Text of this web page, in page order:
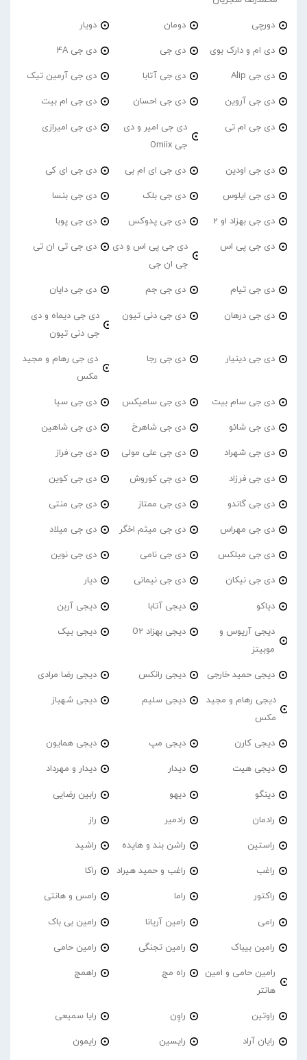
دورچی دومان دویار
دی ام و دارک بوی دی جی دی جی 4A
دی جی Alip دی جی آتابا دی جی آرمین تیک
دی جی آروین دی جی احسان دی جی ام بیت
دی جی ام تی
دی جی امیر و دی
جی Omiix
دی جی امیرازی
دی جی اودین دی جی ای ام بی دی جی ای کی
دی جی ایلوس دی جی بلک دی جی بنسا
دی جی بهزاد او 2 دی جی پدوکس دی جی پوبا
دی جی پی اس
دی جی پی اس و دی
جی ان جی
دی جی تی ان تی
دی جی تیام دی جی جم دی جی دایان
دی جی درهان دی جی دنی تیون
دی جی دیماه و دی
جی دنی تیون
دی جی دینیار دی جی رجا
دی جی رهام و مجید
مکس
دی جی سام بیت دی جی سامیکس دی جی سیا
دی جی شائو دی جی شاهرخ دی جی شاهین
دی جی شهراد دی جی علی مولی دی جی فراز
دی جی فرزاد دی جی کوروش دی جی کوین
دی جی گاندو دی جی ممتاز دی جی منتی
دی جی مهراس دی جی میثم اخگر دی جی میلاد
دی جی میلکس دی جی نامی دی جی نوین
دی جی نیکان دی جی نیمانی دیار
دیاکو دیجی آتابا دیجی آربن
دیجی آریوس و
موبیتز
دیجی بهزاد O2 دیجی بیک
دیجی حمید خارجی دیجی رانکس دیجی رضا مرادی
دیجی رهام و مجید
مکس
دیجی سلیم دیجی شهباز
دیجی کارن دیجی مپ دیجی همایون
دیجی هیت دیدار دیدار و مهرداد
دینگو دیهو رابین رضایی
رادمان رادمیر راز
راستین راشن بند و هایده راشید
راغب راغب و حمید هیراد راکا
راکتور راما رامس و هانتی
رامی رامین آریانا رامین بی باک
رامین بیباک رامین تجنگی رامین حامی
رامین حامی و امین
هانتر
راه مج راهمج
راوتین راوِن رایا سمیعی
رایان آراد رایسین رایمون